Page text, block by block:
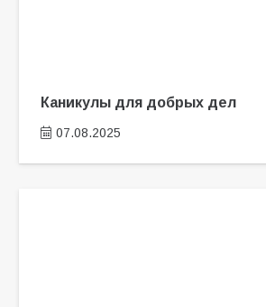
Каникулы для добрых дел
07.08.2025